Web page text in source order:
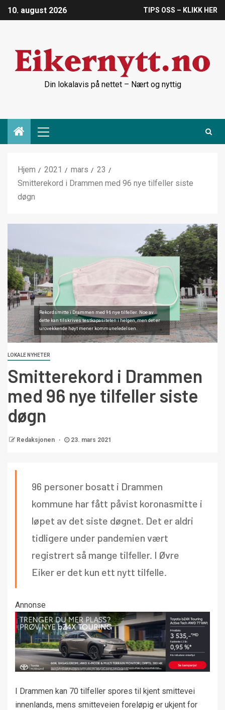
10. august 2026 TIPS OSS – KLIKK HER
Din lokalavis på nettet – Nært og nyttig
Hjem 2021 mars
23
Smitterekord i Drammen med 96 nye tilfeller siste
døgn
Rekordsmitte i Drammen med 96 nye tilfeller. Noe av
dette kan tilskrives testkapasiteten i helgen, men det er
urovekkende høyt mener kommuneledelsen.
LOKALE NYHETER
Smitterekord i Drammen
med 96 nye tilfeller siste
døgn
Redaksjonen 23. mars 2021
96 personer bosatt i Drammen
kommune har fått påvist koronasmitte i
løpet av det siste døgnet. Det er aldri
tidligere under pandemien vært
registrert så mange tilfeller. I Øvre
Eiker er det kun ett nytt tilfelle.
Annonse
I Drammen kan 70 tilfeller spores til kjent smittevei
innenlands, mens smitteveien foreløpig er ukjent for